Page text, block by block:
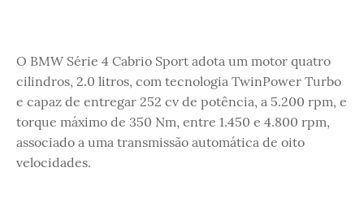
O BMW Série 4 Cabrio Sport adota um motor quatro
cilindros, 2.0 litros, com tecnologia TwinPower Turbo
e capaz de entregar 252 cv de potência, a 5.200 rpm, e
torque máximo de 350 Nm, entre 1.450 e 4.800 rpm,
associado a uma transmissão automática de oito
velocidades.